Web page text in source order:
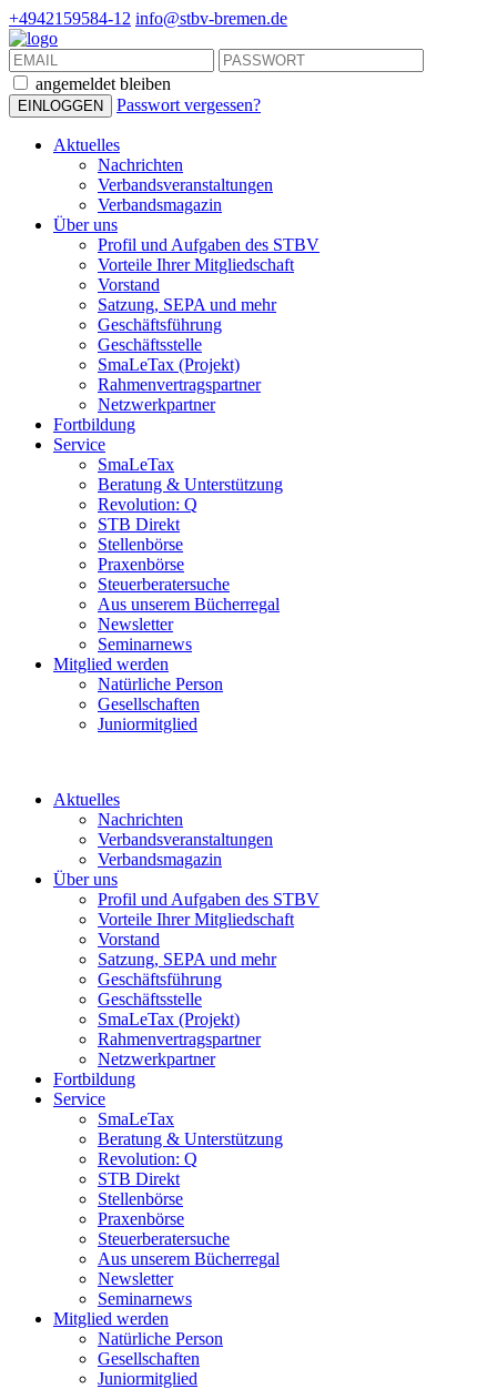
+4942159584-12 info@stbv-bremen.de
angemeldet bleiben
Passwort vergessen?
Aktuelles
Nachrichten
Verbandsveranstaltungen
Verbandsmagazin
Über uns
Profil und Aufgaben des STBV
Vorteile Ihrer Mitgliedschaft
Vorstand
Satzung, SEPA und mehr
Geschäftsführung
Geschäftsstelle
SmaLeTax (Projekt)
Rahmenvertragspartner
Netzwerkpartner
Fortbildung
Service
SmaLeTax
Beratung & Unterstützung
Revolution: Q
STB Direkt
Stellenbörse
Praxenbörse
Steuerberatersuche
Aus unserem Bücherregal
Newsletter
Seminarnews
Mitglied werden
Natürliche Person
Gesellschaften
Juniormitglied
Aktuelles
Nachrichten
Verbandsveranstaltungen
Verbandsmagazin
Über uns
Profil und Aufgaben des STBV
Vorteile Ihrer Mitgliedschaft
Vorstand
Satzung, SEPA und mehr
Geschäftsführung
Geschäftsstelle
SmaLeTax (Projekt)
Rahmenvertragspartner
Netzwerkpartner
Fortbildung
Service
SmaLeTax
Beratung & Unterstützung
Revolution: Q
STB Direkt
Stellenbörse
Praxenbörse
Steuerberatersuche
Aus unserem Bücherregal
Newsletter
Seminarnews
Mitglied werden
Natürliche Person
Gesellschaften
Juniormitglied